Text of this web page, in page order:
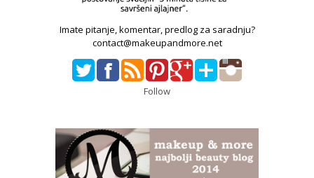
Imate pitanje, komentar, predlog za saradnju?
contact@makeupandmore.net
Follow